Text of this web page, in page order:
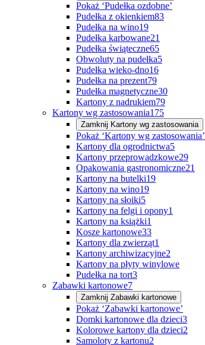
Pokaż ‘Pudełka ozdobne’
Pudełka z okienkiem83
Pudełka na wino19
Pudełka karbowane21
Pudełka świąteczne65
Obwoluty na pudełka5
Pudełka wieko-dno16
Pudełka na prezent79
Pudełka magnetyczne30
Kartony z nadrukiem79
Kartony wg zastosowania175
Zamknij Kartony wg zastosowania
Pokaż ‘Kartony wg zastosowania’
Kartony dla ogrodnictwa5
Kartony przeprowadzkowe29
Opakowania gastronomiczne21
Kartony na butelki19
Kartony na wino19
Kartony na słoiki5
Kartony na felgi i opony1
Kartony na książki1
Kosze kartonowe33
Kartony dla zwierząt1
Kartony archiwizacyjne2
Kartony na płyty winylowe
Pudełka na tort3
Zabawki kartonowe7
Zamknij Zabawki kartonowe
Pokaż ‘Zabawki kartonowe’
Domki kartonowe dla dzieci3
Kolorowe kartony dla dzieci2
Samoloty z kartonu2